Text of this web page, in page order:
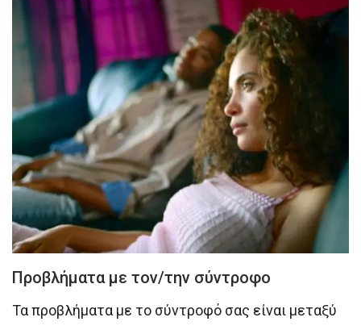
Προβλήματα με τον/την σύντροφο
Τα προβλήματα με το σύντροφό σας είναι μεταξύ